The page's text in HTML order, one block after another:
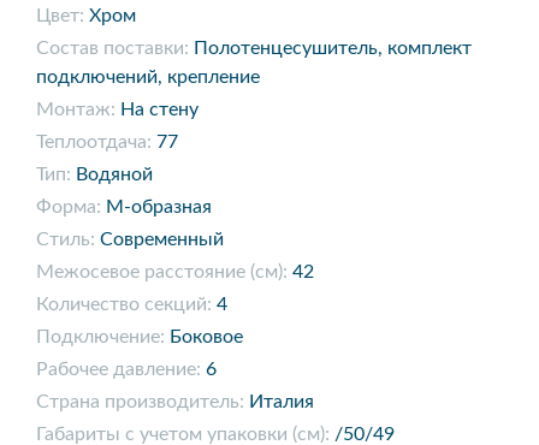
Цвет: Хром
Состав поставки: Полотенцесушитель, комплект
подключений, крепление
Монтаж: На стену
Теплоотдача: 77
Тип: Водяной
Форма: М-образная
Стиль: Современный
Межосевое расстояние (см): 42
Количество секций: 4
Подключение: Боковое
Рабочее давление: 6
Страна производитель: Италия
Габариты с учетом упаковки (см): /50/49